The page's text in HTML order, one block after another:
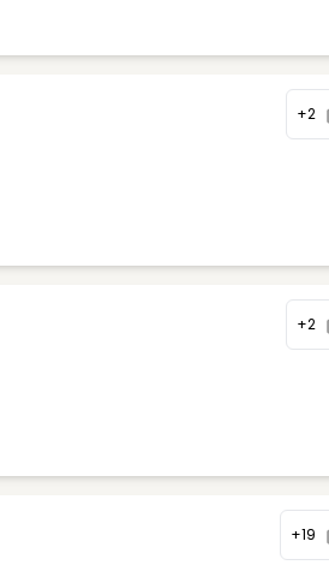
+2
+2
+19